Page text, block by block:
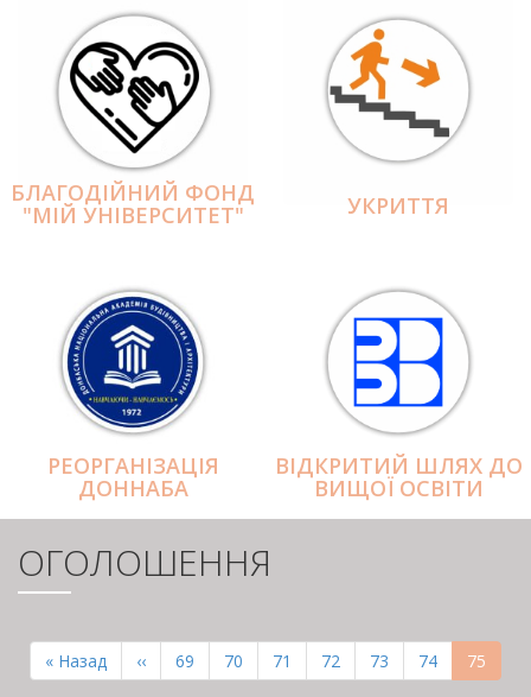
БЛАГОДІЙНИЙ ФОНД
"МІЙ УНІВЕРСИТЕТ" УКРИТТЯ
РЕОРГАНІЗАЦІЯ
ДОННАБА
ВІДКРИТИЙ ШЛЯХ ДО
ВИЩОЇ ОСВІТИ
ОГОЛОШЕННЯ
СТОРІНКИ
Перша
сторінка
« Назад
Попередня
сторінка
‹‹ Page
69 Page
70 Page
71 Page
72 Page
73 Page
74 75